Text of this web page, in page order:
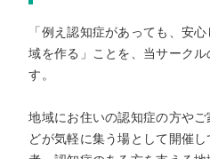
「例え認知症があっても、安
域を作る」ことを、当サーク
す。
地域にお住いの認知症の方や
どが気軽に集う場として開催